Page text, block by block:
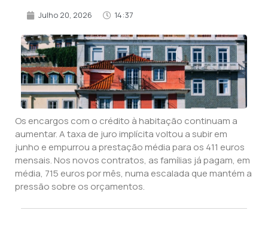
Julho 20, 2026 14:37
Os encargos com o crédito à habitação continuam a
aumentar. A taxa de juro implícita voltou a subir em
junho e empurrou a prestação média para os 411 euros
mensais. Nos novos contratos, as famílias já pagam, em
média, 715 euros por mês, numa escalada que mantém a
pressão sobre os orçamentos.